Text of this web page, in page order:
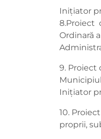
Inițiator
8.Proiect
Ordinară
9. Proiect
Inițiator
10.
proprii,